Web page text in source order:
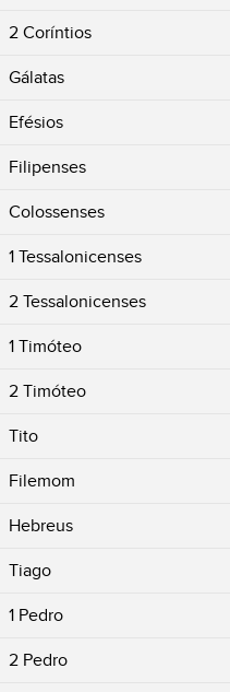
2 Coríntios
Gálatas
Efésios
Filipenses
Colossenses
1 Tessalonicenses
2 Tessalonicenses
1 Timóteo
2 Timóteo
Tito
Filemom
Hebreus
Tiago
1 Pedro
2 Pedro